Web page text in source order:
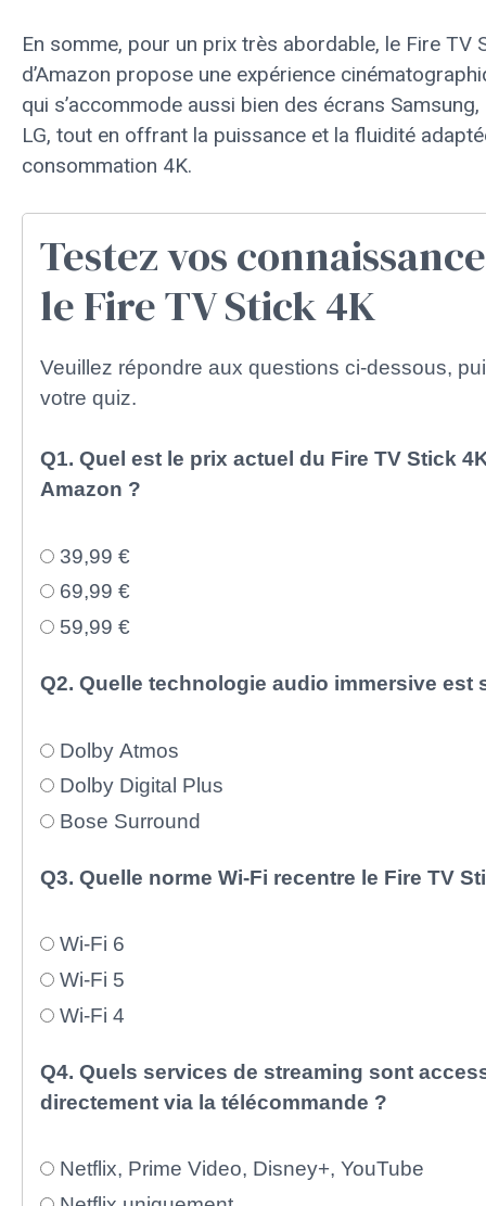
En somme, pour un prix très abordable, le Fire TV
d’Amazon propose une expérience
qui s’accommode aussi bien des écrans Samsung,
LG, tout en offrant la puissance et la fluidité
consommation 4K.
Testez vos
le Fire TV Stick 4K
Veuillez répondre aux questions ci-dessous,
votre quiz.
Q1. Quel est le prix actuel du Fire TV Stick
Amazon ?
39,99 €
69,99 €
59,99 €
Q2. Quelle technologie audio immersive est
Dolby Atmos
Dolby Digital Plus
Bose Surround
Q3. Quelle norme Wi-Fi recentre le Fire TV
Wi-Fi 6
Wi-Fi 5
Wi-Fi 4
Q4. Quels services de streaming sont
directement via la télécommande ?
Netflix, Prime Video, Disney+, YouTube